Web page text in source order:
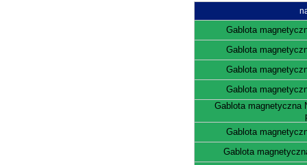
Gablota
Gablota
Gablota
Gablota
Gablota magnetyczna
Gablota
Gablota